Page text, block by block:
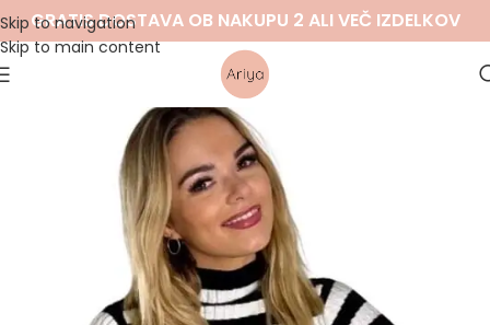
Skip to navigation
Skip to main content
GRATIS DOSTAVA OB NAKUPU 2 ALI VEČ IZDELKOV